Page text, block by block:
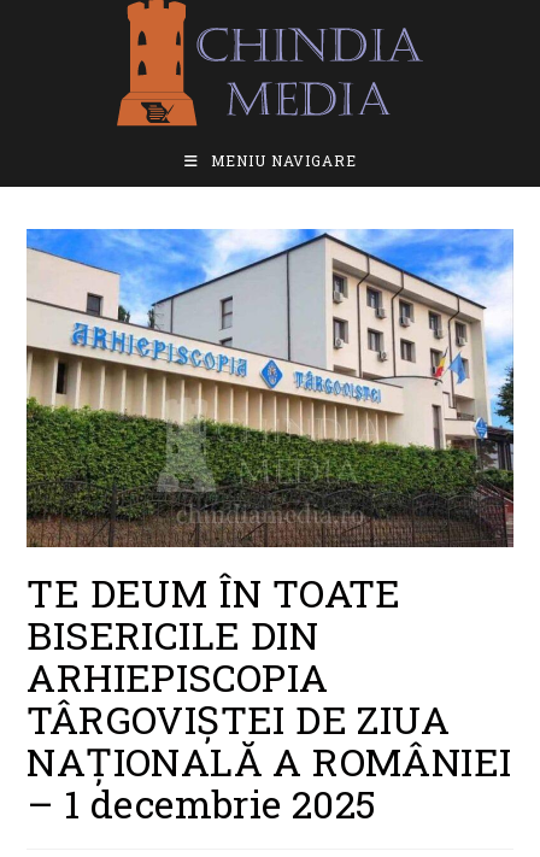
MENIU NAVIGARE
TE DEUM ÎN TOATE
BISERICILE DIN
ARHIEPISCOPIA
TÂRGOVIȘTEI DE ZIUA
NAŢIONALĂ A ROMÂNIEI
– 1 decembrie 2025